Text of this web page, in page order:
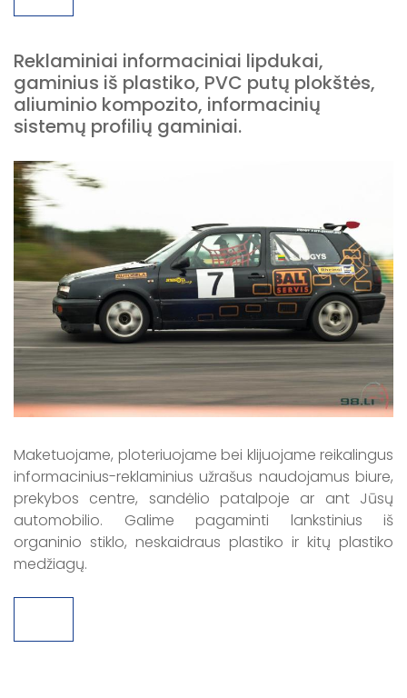
Reklaminiai informaciniai lipdukai,
gaminius iš plastiko, PVC putų plokštės,
aliuminio kompozito, informacinių
sistemų profilių gaminiai.
Maketuojame, ploteriuojame bei klijuojame reikalingus
informacinius-reklaminius užrašus naudojamus biure,
prekybos centre, sandėlio patalpoje ar ant Jūsų
automobilio. Galime pagaminti lankstinius iš
organinio stiklo, neskaidraus plastiko ir kitų plastiko
medžiagų.